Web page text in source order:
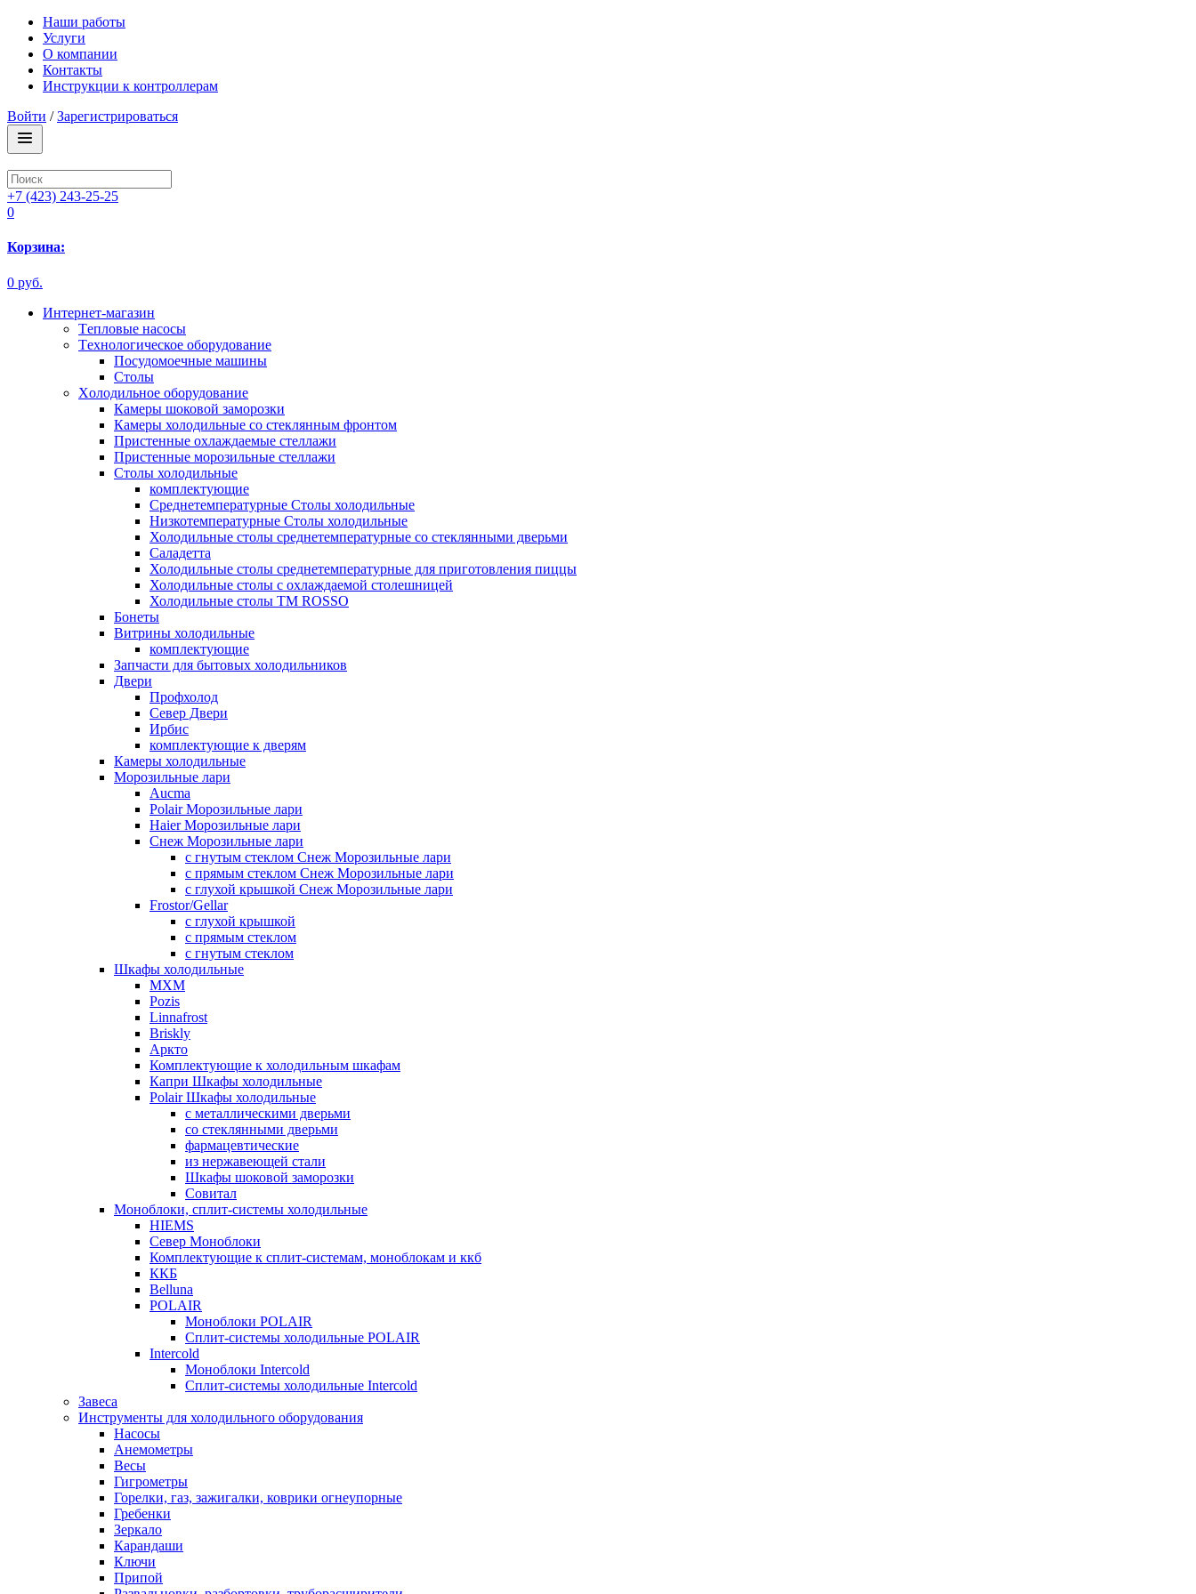
Наши работы
Услуги
О компании
Контакты
Инструкции к контроллерам
Войти /Зарегистрироваться
+7 (423) 243-25-25
0
Корзина:
0 руб.
Интернет-магазин
Tепловые насосы
Tехнологическое оборудование
Посудомоечные машины
Столы
Xолодильное оборудование
Камеры шоковой заморозки
Камеры холодильные со стеклянным фронтом
Пристенные охлаждаемые стеллажи
Пристенные морозильные стеллажи
Столы холодильные
комплектующие
Среднетемпературные Столы холодильные
Низкотемпературные Столы холодильные
Холодильные столы среднетемпературные со стеклянными дверьми
Саладетта
Холодильные столы среднетемпературные для приготовления пиццы
Холодильные столы с охлаждаемой столешницей
Холодильные столы ТМ ROSSO
Бонеты
Витрины холодильные
комплектующие
Запчасти для бытовых холодильников
Двери
Профхолод
Север Двери
Ирбис
комплектующие к дверям
Камеры холодильные
Морозильные лари
Aucma
Polair Морозильные лари
Haier Морозильные лари
Снеж Морозильные лари
с гнутым стеклом Снеж Морозильные лари
с прямым стеклом Снеж Морозильные лари
с глухой крышкой Снеж Морозильные лари
Frostor/Gellar
с глухой крышкой
с прямым стеклом
с гнутым стеклом
Шкафы холодильные
МХМ
Pozis
Linnafrost
Briskly
Аркто
Комплектующие к холодильным шкафам
Капри Шкафы холодильные
Polair Шкафы холодильные
с металлическими дверьми
со стеклянными дверьми
фармацевтические
из нержавеющей стали
Шкафы шоковой заморозки
Совитал
Моноблоки, сплит-системы холодильные
HIEMS
Север Моноблоки
Комплектующие к сплит-системам, моноблокам и ккб
ККБ
Belluna
POLAIR
Моноблоки POLAIR
Сплит-системы холодильные POLAIR
Intercold
Моноблоки Intercold
Сплит-системы холодильные Intercold
Завеса
Инструменты для холодильного оборудования
Насосы
Анемометры
Весы
Гигрометры
Горелки, газ, зажигалки, коврики огнеупорные
Гребенки
Зеркало
Карандаши
Ключи
Припой